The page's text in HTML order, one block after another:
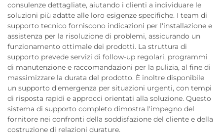
consulenze dettagliate, aiutando i clienti a individuare le
soluzioni più adatte alle loro esigenze specifiche. I team di
supporto tecnico forniscono indicazioni per l'installazione e
assistenza per la risoluzione di problemi, assicurando un
funzionamento ottimale dei prodotti. La struttura di
supporto prevede servizi di follow-up regolari, programmi
di manutenzione e raccomandazioni per la pulizia, al fine di
massimizzare la durata del prodotto. È inoltre disponibile
un supporto d'emergenza per situazioni urgenti, con tempi
di risposta rapidi e approcci orientati alla soluzione. Questo
sistema di supporto completo dimostra l'impegno del
fornitore nei confronti della soddisfazione del cliente e della
costruzione di relazioni durature.